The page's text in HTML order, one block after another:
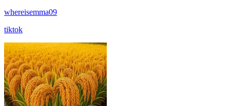
whereisemma09
tiktok